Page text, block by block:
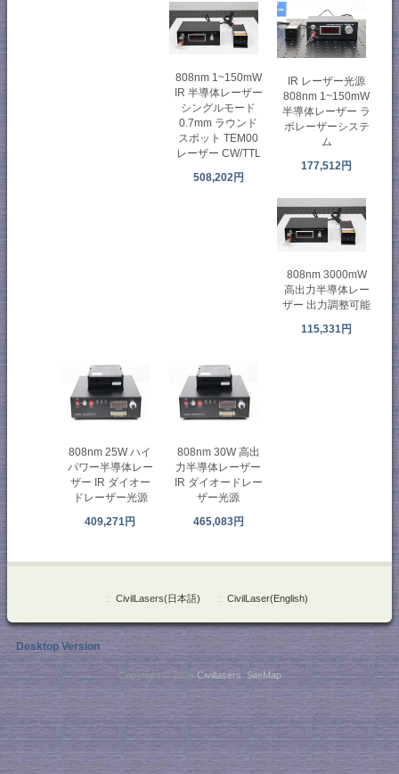
808nm 1~150mW
IR 半導体レーザー
シングルモード
0.7mm ラウンド
スポット TEM00
レーザー CW/TTL
508,202円
IR レーザー光源
808nm 1~150mW
半導体レーザー ラ
ボレーザーシステ
ム
177,512円
808nm 3000mW
高出力半導体レー
ザー 出力調整可能
115,331円
808nm 25W ハイ
パワー半導体レー
ザー IR ダイオー
ドレーザー光源
409,271円
808nm 30W 高出
力半導体レーザー
IR ダイオードレー
ザー光源
465,083円
:: CivilLasers(日本語) :: CivilLaser(English)
Desktop Version
Copyright © 2026Civillasers SiteMap